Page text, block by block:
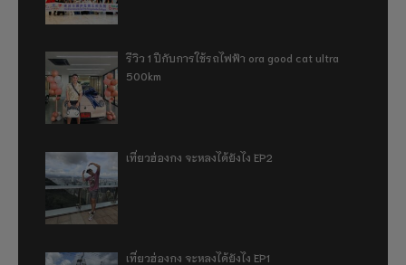
รีวิว 1 ปีกับการใช้รถไฟฟ้า ora good cat ultra
500km
เที่ยวฮ่องกง จะหลงได้ยังไง EP2
เที่ยวฮ่องกง จะหลงได้ยังไง EP1